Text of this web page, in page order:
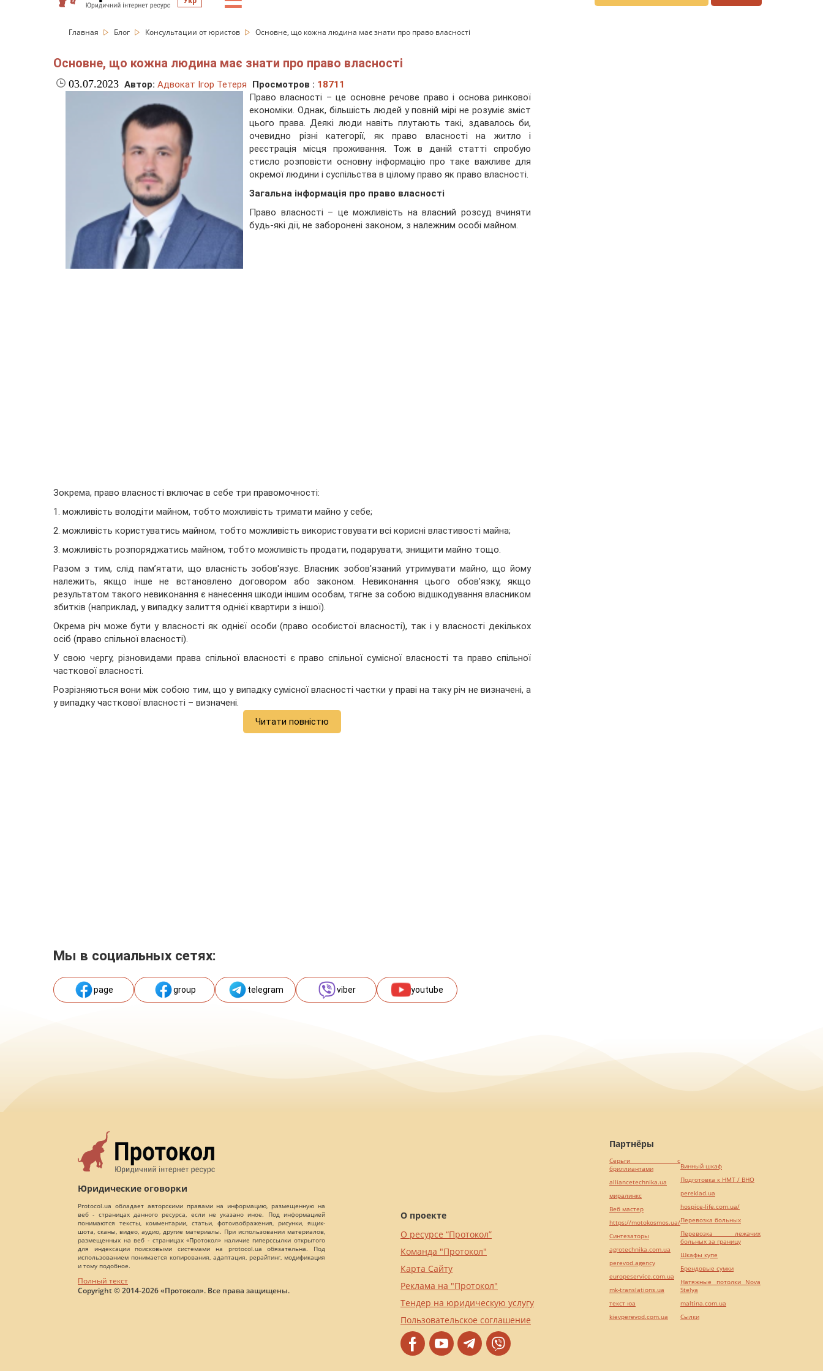
Главная Блог Консультации от юристов Основне, що кожна людина має знати про право власності
Основне, що кожна людина має знати про право власності
03.07.2023 Автор: Адвокат Ігор Тетеря Просмотров : 18711
Право власності – це основне речове право і основа ринкової
економіки. Однак, більшість людей у повній мірі не розуміє зміст
цього права. Деякі люди навіть плутають такі, здавалось би,
очевидно різні категорії, як право власності на житло і
реєстрація місця проживання. Тож в даній статті спробую
стисло розповісти основну інформацію про таке важливе для
окремої людини і суспільства в цілому право як право власності.
Загальна інформація про право власності
Право власності – це можливість на власний розсуд вчиняти
будь-які дії, не заборонені законом, з належним особі майном.
Зокрема, право власності включає в себе три правомочності:
1. можливість володіти майном, тобто можливість тримати майно у себе;
2. можливість користуватись майном, тобто можливість використовувати всі корисні властивості майна;
3. можливість розпоряджатись майном, тобто можливість продати, подарувати, знищити майно тощо.
Разом з тим, слід пам’ятати, що власність зобов'язує. Власник зобов'язаний утримувати майно, що йому
належить, якщо інше не встановлено договором або законом. Невиконання цього обов’язку, якщо
результатом такого невиконання є нанесення шкоди іншим особам, тягне за собою відшкодування власником
збитків (наприклад, у випадку залиття однієї квартири з іншої).
Окрема річ може бути у власності як однієї особи (право особистої власності), так і у власності декількох
осіб (право спільної власності).
У свою чергу, різновидами права спільної власності є право спільної сумісної власності та право спільної
часткової власності.
Розрізняються вони між собою тим, що у випадку сумісної власності частки у праві на таку річ не визначені, а
у випадку часткової власності – визначені.
Читати повністю
Мы в социальных сетях:
page group telegram viber youtube
Юридические оговорки
Protocol.ua обладает авторскими правами на информацию, размещенную на
веб - страницах данного ресурса, если не указано иное. Под информацией
понимаются тексты, комментарии, статьи, фотоизображения, рисунки, ящик-
шота, сканы, видео, аудио, другие материалы. При использовании материалов,
размещенных на веб - страницах «Протокол» наличие гиперссылки открытого
для индексации поисковыми системами на protocol.ua обязательна. Под
использованием понимается копирования, адаптация, рерайтинг, модификация
и тому подобное.
Полный текст
Copyright © 2014-2026 «Протокол». Все права защищены.
О проекте
О ресурсе “Протокол”
Команда "Протокол"
Карта Сайту
Реклама на "Протокол"
Тендер на юридическую услугу
Пользовательское соглашение
Партнёры
Серьги с
бриллиантами
alliancetechnika.ua
миралинкс
Веб мастер
https://motokosmos.ua/
Синтезаторы
agrotechnika.com.ua
perevod.agency
europeservice.com.ua
mk-translations.ua
текст юа
kievperevod.com.ua
Винный шкаф
Подготовка к НМТ / ВНО
pereklad.ua
hospice-life.com.ua/
Перевозка больных
Перевозка лежачих
больных за границу
Шкафы купе
Брендовые сумки
Натяжные потолки Nova
Stelya
maltina.com.ua
Cылки